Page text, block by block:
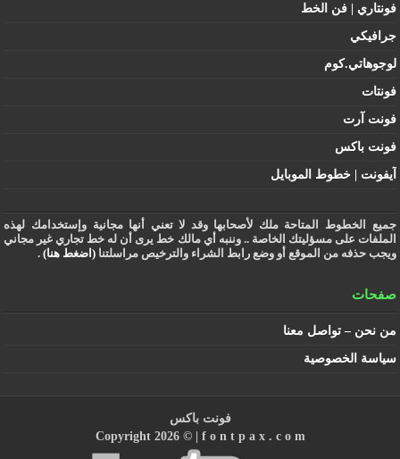
فونتاري | فن الخط
جرافيكي
لوجوهاتي.كوم
فونتات
فونت آرت
فونت باكس
آيفونت | خطوط الموبايل
جميع الخطوط المتاحة ملك لأصحابها وقد لا تعني أنها مجانية وإستخدامك لهذه
الملفات على مسؤليتك الخاصة .. وننبه أي مالك خط يرى أن له خط تجاري غير مجاني
ويجب حذفه من الموقع أو وضع رابط الشراء والترخيص مراسلتنا(اضغط هنا) .
صفحات
من نحن – تواصل معنا
سياسة الخصوصية
فونت باكس
Copyright 2026 © | f o n t p a x . c o m